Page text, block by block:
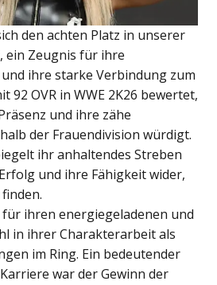
den achten Platz in unserer
ein Zeugnis für ihre
ihre starke Verbindung zum
92 OVR in WWE 2K26 bewertet,
und ihre zähe
der Frauendivision würdigt.
ihr anhaltendes Streben
und ihre Fähigkeit wider,
ihren energiegeladenen und
in ihrer Charakterarbeit als
im Ring. Ein bedeutender
war der Gewinn der